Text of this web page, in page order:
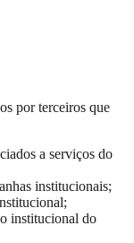
por terceiros que
a serviços do
institucionais;
institucional do